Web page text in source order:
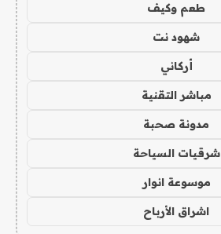
طعم وكيف
شهود نت
أركاني
مباشر التقنية
مدونة صحبة
شرقيات السياحة
موسوعة انوار
اشراق الأرباح